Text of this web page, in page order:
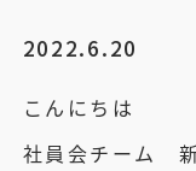
2022.6.20
こんにちは
社員会チーム 新